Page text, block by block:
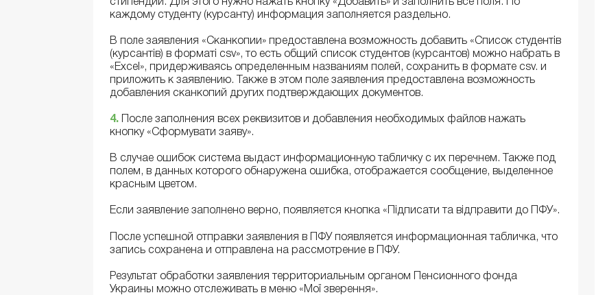
каждому студенту (курсанту) информация заполняется раздельно.
В поле заявления «Сканкопии» предоставлена ​​возможность добавить «Список студентів
(курсантів) в форматі csv», то есть общий список студентов (курсантов) можно набрать в
«Excel», придерживаясь определенным названиям полей, сохранить в формате csv. и
приложить к заявлению. Также в этом поле заявления предоставлена ​​возможность
добавления сканкопий других подтверждающих документов.
4.
После заполнения всех реквизитов и добавления необходимых файлов нажать
кнопку «Сформувати заяву».
В случае ошибок система выдаст информационную табличку с их перечнем. Также под
полем, в данных которого обнаружена ошибка, отображается сообщение, выделенное
красным цветом.
Если заявление заполнено верно, появляется кнопка «Підписати та відправити до ПФУ».
После успешной отправки заявления в ПФУ появляется информационная табличка, что
запись сохранена и отправлена ​​на рассмотрение в ПФУ.
Результат обработки заявления территориальным органом Пенсионного фонда
Украины можно отслеживать в меню «Мої зверення».